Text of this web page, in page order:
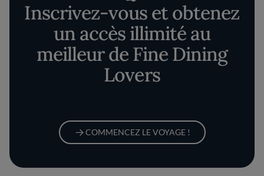
Inscrivez-vous et obtenez
un accès illimité au
meilleur de Fine Dining
Lovers
COMMENCEZ LE VOYAGE !